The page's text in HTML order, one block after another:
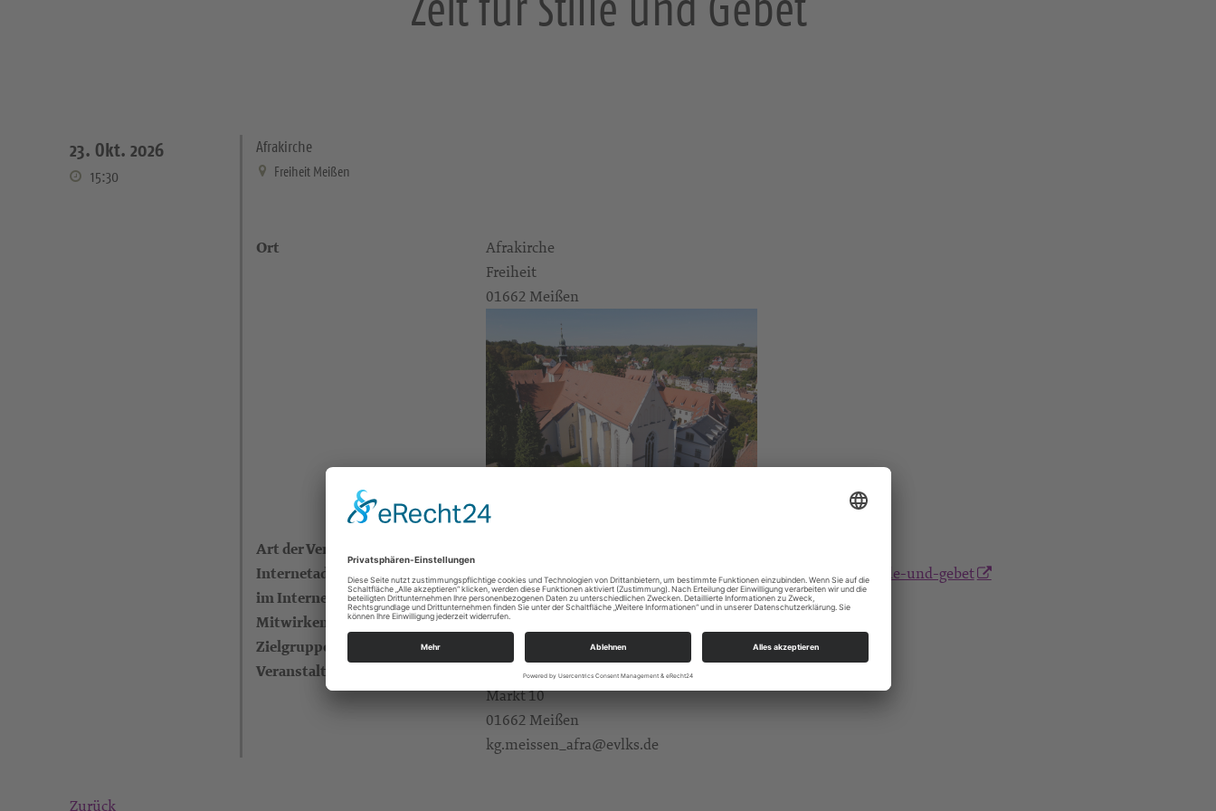
23. Okt. 2026
15:30
Afrakirche
Freiheit Meißen
Ort
Afrakirche
Freiheit
01662 Meißen
Art der Veranstaltung
Internetadresse (eigene Infos
im Internet)
https://landing.churchdesk.com/de/e/39829393/zeit-fur-stille-und-gebet
Mitwirkende Fam. Herklotz
Zielgruppe Alle Zielgruppen
Veranstalter KBG Meißen St.Afra
Markt 10
01662 Meißen
kg.meissen_afra@evlks.de
Zurück